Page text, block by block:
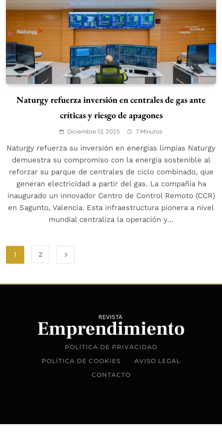
Naturgy refuerza inversión en centrales de gas ante
críticas y riesgo de apagones
Diciembre 13, 2025 7 Minutos
Naturgy refuerza su inversión en energías limpias Naturgy
demuestra su compromiso con la energía sostenible al
reforzar su parque de centrales de ciclo combinado, que
generan electricidad a partir del gas. La compañía ha
inaugurado un innovador Centro de Control Remoto (CCR)
en Sagunto, Valencia. Esta infraestructura pionera a nivel
mundial centraliza la operación y…
1 2
POLÍTICA DE PRIVACIDAD
POLÍTICA DE COOKIES
AVISO LEGAL
CONTACTO